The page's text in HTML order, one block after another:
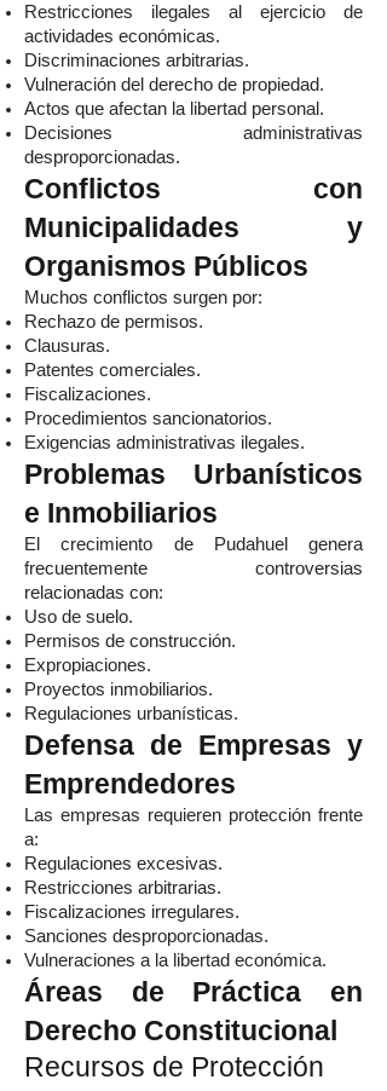
Restricciones ilegales al ejercicio de
actividades económicas.
Discriminaciones arbitrarias.
Vulneración del derecho de propiedad.
Actos que afectan la libertad personal.
Decisiones administrativas
desproporcionadas.
Conflictos con
Municipalidades y
Organismos Públicos
Muchos conflictos surgen por:
Rechazo de permisos.
Clausuras.
Patentes comerciales.
Fiscalizaciones.
Procedimientos sancionatorios.
Exigencias administrativas ilegales.
Problemas Urbanísticos
e Inmobiliarios
El crecimiento de Pudahuel genera
frecuentemente controversias
relacionadas con:
Uso de suelo.
Permisos de construcción.
Expropiaciones.
Proyectos inmobiliarios.
Regulaciones urbanísticas.
Defensa de Empresas y
Emprendedores
Las empresas requieren protección frente
a:
Regulaciones excesivas.
Restricciones arbitrarias.
Fiscalizaciones irregulares.
Sanciones desproporcionadas.
Vulneraciones a la libertad económica.
Áreas de Práctica en
Derecho Constitucional
Recursos de Protección